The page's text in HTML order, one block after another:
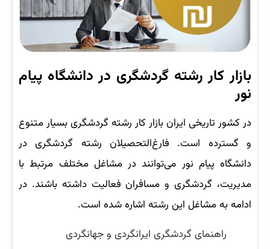
بازار کار رشته گردشگری در دانشگاه پیام
نور
در کشور تاریخی ایران بازار کار رشته گردشگری بسیار متنوع
و گسترده است. فارغ‌التحصیلان رشته گردشگری در
دانشگاه پیام نور می‌توانند در مشاغل مختلف مرتبط با
مدیریت، گردشگری و مسافران فعالیت داشته باشند. در
ادامه به مشاغل این رشته اشاره شده است.
راهنمای گردشگری ایرانگردی و جهانگردی